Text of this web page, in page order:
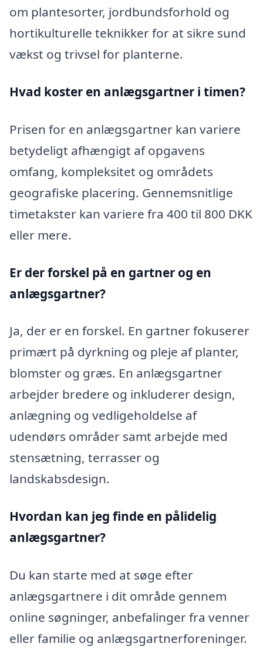
om plantesorter, jordbundsforhold og
hortikulturelle teknikker for at sikre sund
vækst og trivsel for planterne.
Hvad koster en anlægsgartner i timen?
Prisen for en anlægsgartner kan variere
betydeligt afhængigt af opgavens
omfang, kompleksitet og områdets
geografiske placering. Gennemsnitlige
timetakster kan variere fra 400 til 800 DKK
eller mere.
Er der forskel på en gartner og en
anlægsgartner?
Ja, der er en forskel. En gartner fokuserer
primært på dyrkning og pleje af planter,
blomster og græs. En anlægsgartner
arbejder bredere og inkluderer design,
anlægning og vedligeholdelse af
udendørs områder samt arbejde med
stensætning, terrasser og
landskabsdesign.
Hvordan kan jeg finde en pålidelig
anlægsgartner?
Du kan starte med at søge efter
anlægsgartnere i dit område gennem
online søgninger, anbefalinger fra venner
eller familie og anlægsgartnerforeninger.